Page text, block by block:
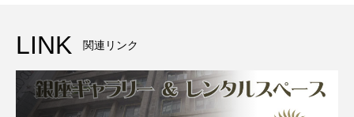
LINK 関連リンク